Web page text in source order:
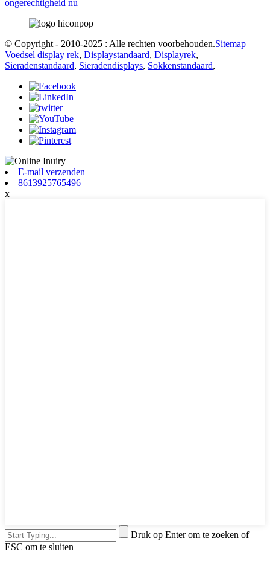
ongerechtigheid nu
© Copyright - 2010-2025 : Alle rechten voorbehouden.Sitemap
Voedsel display rek, Displaystandaard, Displayrek,
Sieradenstandaard, Sieradendisplays, Sokkenstandaard,
E-mail verzenden
8613925765496
x
Druk op Enter om te zoeken of
ESC om te sluiten